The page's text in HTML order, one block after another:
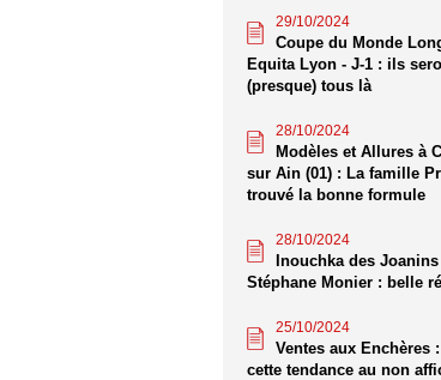
29/10/2024
Coupe du Monde
Equita Lyon - J-1 : ils
(presque) tous là
28/10/2024
Modèles et Allures à
sur Ain (01) : La famille
trouvé la bonne formule
28/10/2024
Inouchka des Joanins
Stéphane Monier : belle
25/10/2024
Ventes aux Enchères
cette tendance au non